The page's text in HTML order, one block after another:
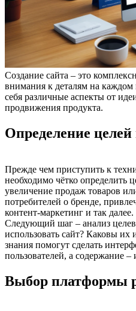
Создание сайта – это
внимания к деталям на каждом
себя различные аспекты от
продвижения продукта.
Определение целей
Прежде чем приступить к
необходимо чётко определить
увеличение продаж товаров
потребителей о бренде,
контент-маркетинг и так далее.
Следующий шаг – анализ
использовать сайт? Каковы
знания помогут сделать
пользователей, а содержание
Выбор платформы